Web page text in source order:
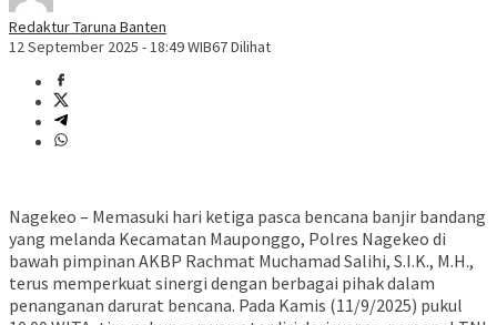
Redaktur Taruna Banten
12 September 2025 - 18:49 WIB67 Dilihat
Nagekeo – Memasuki hari ketiga pasca bencana banjir bandang
yang melanda Kecamatan Mauponggo, Polres Nagekeo di
bawah pimpinan AKBP Rachmat Muchamad Salihi, S.I.K., M.H.,
terus memperkuat sinergi dengan berbagai pihak dalam
penanganan darurat bencana. Pada Kamis (11/9/2025) pukul